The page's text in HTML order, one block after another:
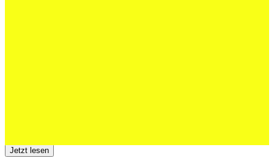
Jetzt lesen